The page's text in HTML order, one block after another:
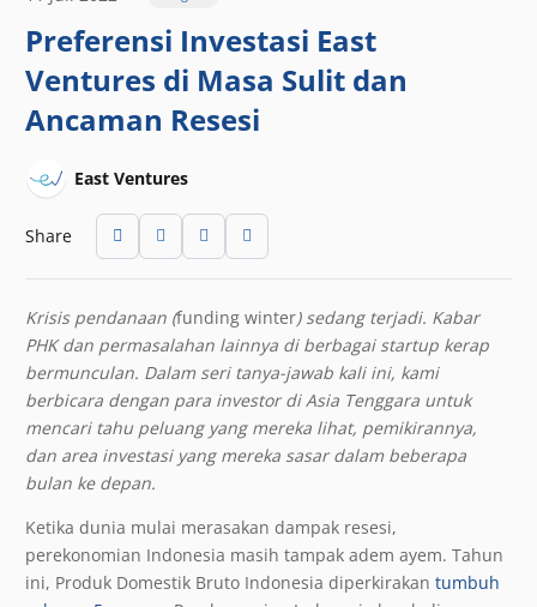
Preferensi Investasi East
Ventures di Masa Sulit dan
Ancaman Resesi
East Ventures
Share
Krisis pendanaan (funding winter) sedang terjadi. Kabar
PHK dan permasalahan lainnya di berbagai startup kerap
bermunculan. Dalam seri tanya-jawab kali ini, kami
berbicara dengan para investor di Asia Tenggara untuk
mencari tahu peluang yang mereka lihat, pemikirannya,
dan area investasi yang mereka sasar dalam beberapa
bulan ke depan.
Ketika dunia mulai merasakan dampak resesi,
perekonomian Indonesia masih tampak adem ayem. Tahun
ini, Produk Domestik Bruto Indonesia diperkirakan tumbuh